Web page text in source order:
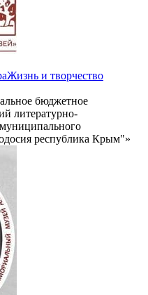
Жизнь и творчество
бюджетное
литературно-
республика Крым"»